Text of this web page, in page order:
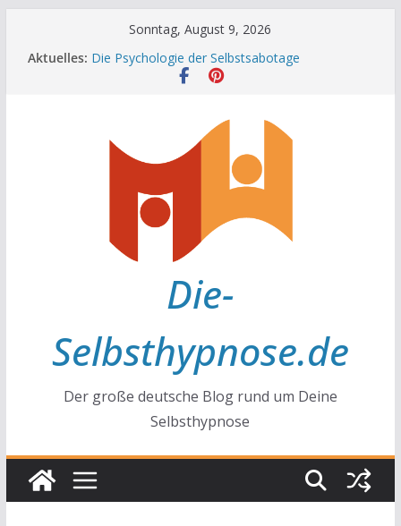
Sonntag, August 9, 2026
Aktuelles:
Achtsamkeit im Alltag
Die Psychologie der Selbstsabotage
Die Wissenschaft hinter Neugier und Kreativität
Die Wissenschaft der Gewohnheiten
Die-
Selbsthypnose.de
Der große deutsche Blog rund um Deine
Selbsthypnose